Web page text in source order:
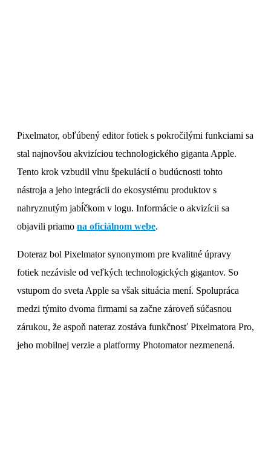
Pixelmator, obľúbený editor fotiek s pokročilými funkciami sa
stal najnovšou akvizíciou technologického giganta Apple.
Tento krok vzbudil vlnu špekulácií o budúcnosti tohto
nástroja a jeho integrácii do ekosystému produktov s
nahryznutým jabĺčkom v logu. Informácie o akvizícii sa
objavili priamo na oficiálnom webe.
Doteraz bol Pixelmator synonymom pre kvalitné úpravy
fotiek nezávisle od veľkých technologických gigantov. So
vstupom do sveta Apple sa však situácia mení. Spolupráca
medzi týmito dvoma firmami sa začne zároveň súčasnou
zárukou, že aspoň nateraz zostáva funkčnosť Pixelmatora Pro,
jeho mobilnej verzie a platformy Photomator nezmenená.